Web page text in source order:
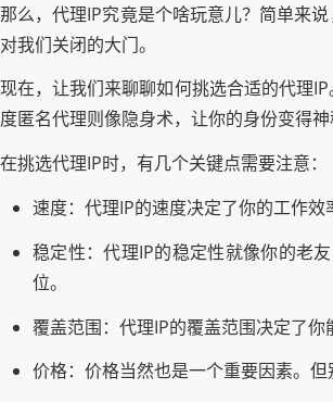
那么，代理IP究竟是个啥玩意儿？简单来
对我们关闭的大门。
现在，让我们来聊聊如何挑选合适的代理
度匿名代理则像隐身术，让你的身份变得神
在挑选代理IP时，有几个关键点需要注意：
速度：代理IP的速度决定了你的工作
稳定性：代理IP的稳定性就像你的老
位。
覆盖范围：代理IP的覆盖范围决定了
价格：价格当然也是一个重要因素。